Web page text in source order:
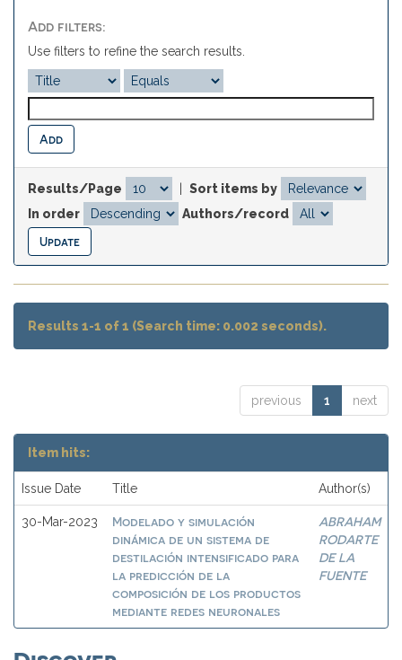
Add filters:
Use filters to refine the search results.
Results/Page
Sort items by
In order
Authors/record
Results 1-1 of 1 (Search time: 0.002 seconds).
previous 1 next
Item hits:
Issue Date Title Author(s)
30-Mar-2023
Modelado y simulación
dinámica de un sistema de
destilación intensificado para
la predicción de la
composición de los productos
mediante redes neuronales
ABRAHAM
RODARTE
DE LA
FUENTE